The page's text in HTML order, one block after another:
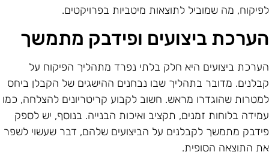
מה שמוביל לתוצאות מיטביות בפרויקטים.
ביצועים ופידבק מתמשך
ביצועים היא חלק בלתי נפרד מתהליך הפיקוח על
מדובר בתהליך שבו נבחנים ההישגים של הקבלן ביחס
שהוגדרו מראש. חשוב לקבוע קריטריונים להצלחה, כמו
בלוחות זמנים, תקציב ואיכות הבנייה. בנוסף, יש לספק
מתמשך לקבלנים על הביצועים שלהם, דבר שעשוי לשפר
התוצאה הסופית.